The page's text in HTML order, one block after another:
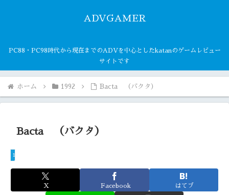
ADVGAMER
PC88・PC98時代から現在までのADVを中心としたkatanのゲームレビュー
サイトです
ホーム 1992 Bacta （バクタ）
Bacta （バクタ）
1992
X Facebook はてブ